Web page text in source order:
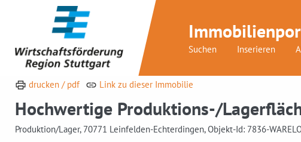
Suchen Inserieren
drucken / pdf Link zu dieser Immobilie
Hochwertige Produktions-/
Produktion/Lager, 70771 Leinfelden-Echterdingen, Objekt-Id: 7836-